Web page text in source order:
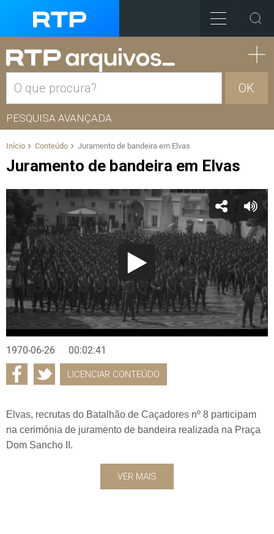
OK
PESQUISA AVANÇADA
Início Conteúdo Juramento de bandeira em Elvas
Juramento de bandeira em Elvas
1970-06-26 00:02:41
LICENCIAR CONTEÚDO
Elvas, recrutas do Batalhão de Caçadores nº 8 participam
na cerimónia de juramento de bandeira realizada na Praça
Dom Sancho II.
VER MAIS